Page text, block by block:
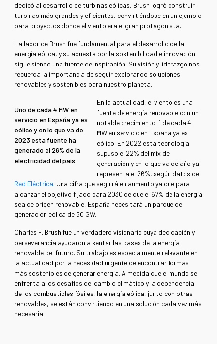
dedicó al desarrollo de turbinas eólicas, Brush logró construir
turbinas más grandes y eficientes, convirtiéndose en un ejemplo
para proyectos donde el viento era el gran protagonista.
La labor de Brush fue fundamental para el desarrollo de la
energía eólica, y su apuesta por la sostenibilidad e innovación
sigue siendo una fuente de inspiración. Su visión y liderazgo nos
recuerda la importancia de seguir explorando soluciones
renovables y sostenibles para nuestro planeta.
Uno de cada 4 MW en
servicio en España ya es
eólico y en lo que va de
2023 esta fuente ha
generado el 26% de la
electricidad del país
En la actualidad, el viento es una
fuente de energía renovable con un
notable crecimiento. 1 de cada 4
MW en servicio en España ya es
eólico. En 2022 esta tecnología
supuso el 22% del mix de
generación y en lo que va de año ya
representa el 26%, según datos de
Red Eléctrica. Una cifra que seguirá en aumento ya que para
alcanzar el objetivo fijado para 2030 de que el 67% de la energía
sea de origen renovable, España necesitará un parque de
generación eólica de 50 GW.
Charles F. Brush fue un verdadero visionario cuya dedicación y
perseverancia ayudaron a sentar las bases de la energía
renovable del futuro. Su trabajo es especialmente relevante en
la actualidad por la necesidad urgente de encontrar formas
más sostenibles de generar energía. A medida que el mundo se
enfrenta a los desafíos del cambio climático y la dependencia
de los combustibles fósiles, la energía eólica, junto con otras
renovables, se están convirtiendo en una solución cada vez más
necesaria.